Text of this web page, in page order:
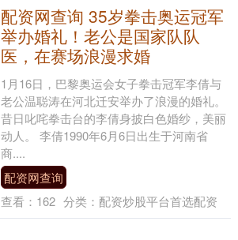
配资网查询 35岁拳击奥运冠军
举办婚礼！老公是国家队队
医，在赛场浪漫求婚
1月16日，巴黎奥运会女子拳击冠军李倩与
老公温聪涛在河北迁安举办了浪漫的婚礼。
昔日叱咤拳击台的李倩身披白色婚纱，美丽
动人。 李倩1990年6月6日出生于河南省
商....
配资网查询
查看： 162 分类： 配资炒股平台首选配资